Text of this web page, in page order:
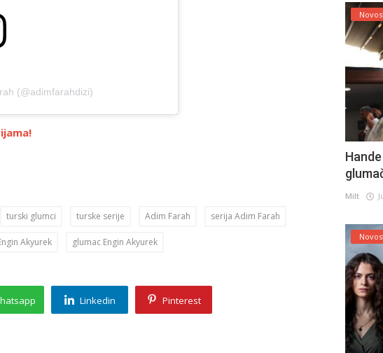
(@adimfarahdizi)
turski glumci turske serije Adim Farah serija Adim Farah
Akyurek glumac Engin Akyurek
Linkedin Pinterest
Milt